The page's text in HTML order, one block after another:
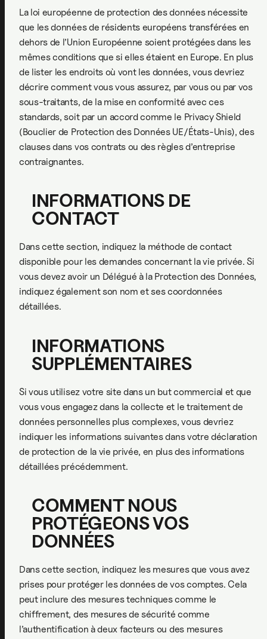
La loi européenne de protection des données nécessite
que les données de résidents européens transférées en
dehors de l’Union Européenne soient protégées dans les
mêmes conditions que si elles étaient en Europe. En plus
de lister les endroits où vont les données, vous devriez
décrire comment vous vous assurez, par vous ou par vos
sous-traitants, de la mise en conformité avec ces
standards, soit par un accord comme le Privacy Shield
(Bouclier de Protection des Données UE/États-Unis), des
clauses dans vos contrats ou des règles d’entreprise
contraignantes.
INFORMATIONS DE
CONTACT
Dans cette section, indiquez la méthode de contact
disponible pour les demandes concernant la vie privée. Si
vous devez avoir un Délégué à la Protection des Données,
indiquez également son nom et ses coordonnées
détaillées.
INFORMATIONS
SUPPLÉMENTAIRES
Si vous utilisez votre site dans un but commercial et que
vous vous engagez dans la collecte et le traitement de
données personnelles plus complexes, vous devriez
indiquer les informations suivantes dans votre déclaration
de protection de la vie privée, en plus des informations
détaillées précédemment.
COMMENT NOUS
PROTÉGEONS VOS
DONNÉES
Dans cette section, indiquez les mesures que vous avez
prises pour protéger les données de vos comptes. Cela
peut inclure des mesures techniques comme le
chiffrement, des mesures de sécurité comme
l’authentification à deux facteurs ou des mesures